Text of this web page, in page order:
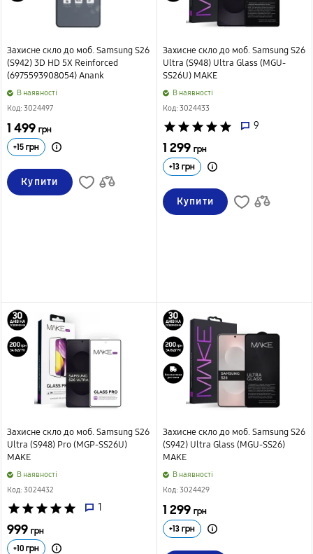
Захисне скло до моб. Samsung S26
(S942) 3D HD 5X Reinforced
(6975593908054) Anank
B наявності
Код: 3024497
1 499 грн
+15 грн
Купити
Захисне скло до моб. Samsung S26
Ultra (S948) Ultra Glass (MGU-
SS26U) MAKE
B наявності
Код: 3024433
star star star star star 9
1 299 грн
+13грн
Купити
Захисне скло до моб. Samsung S26
Ultra (S948) Pro (MGP-SS26U)
MAKE
B наявності
Код: 3024432
star star star star star 1
999 грн
+10 грн
Захисне скло до моб. Samsung S26
(S942) Ultra Glass (MGU-SS26)
MAKE
B наявності
Код: 3024429
1 299 грн
+13грн